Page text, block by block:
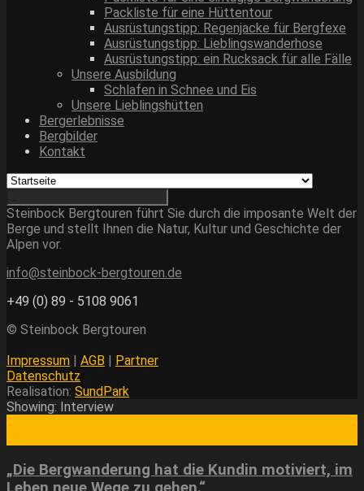
Packliste für eine Hüttentour
Ausrüstungstipp: Regenjacke für Bergfexe
Ausrüstungstipp: Lieblingswanderhose
Ausrüstungstipp: ein Rucksack für alle Fälle
Unsere Ausbildung
Schlafen in Schnee und Eis
Unsere Lieblingshütten
Bergerlebnisse
Bergbilder
Kontakt
Steinbock Bergtouren führt Sie durch die imposante Welt der
Berge und stellt Ihnen die Natur, Kultur und Geschichte der
Alpen vor.
info@steinbock-bergtouren.de
+49 (0) 89 - 5108 9061
© Steinbock Bergtouren
Impressum | AGB | Partner
Datenschutz
Realisation: SundPark
Showing: Interview
„Die Bergwanderung hat die Kundin motiviert, im